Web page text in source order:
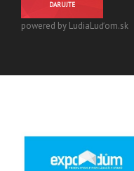
DARUJTE
powered by LudiaLuďom.sk